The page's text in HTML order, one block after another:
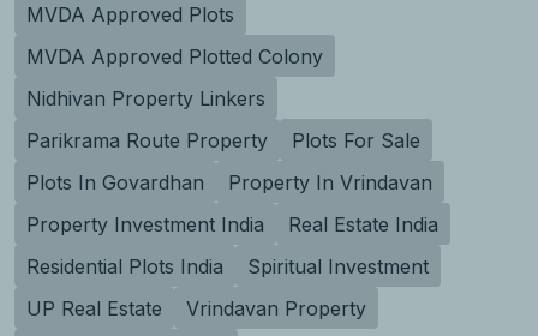
MVDA Approved Plots
MVDA Approved Plotted Colony
Nidhivan Property Linkers
Parikrama Route Property
Plots For Sale
Plots In Govardhan
Property In Vrindavan
Property Investment India
Real Estate India
Residential Plots India
Spiritual Investment
UP Real Estate
Vrindavan Property